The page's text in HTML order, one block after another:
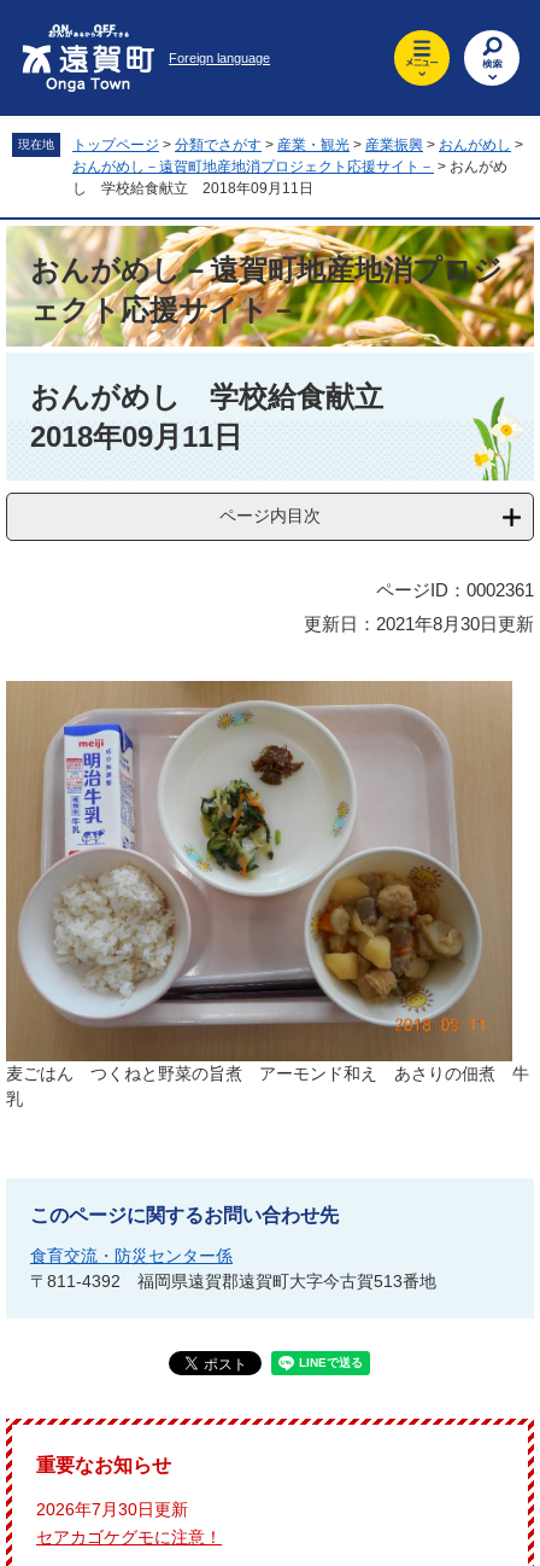
先
頭
。
を
飛
て
へ
Foreign language
現在地 トップページ > 分類でさがす > 産業・観光 > 産業振興 > おんがめし >
おんがめし－遠賀町地産地消プロジェクト応援サイト－ > おんがめ
し 学校給食献立 2018年09月11日
おんがめし－遠賀町地産地消プロジ
ェクト応援サイト－
おんがめし 学校給食献立
2018年09月11日
ページ内目次
ページID：0002361
更新日：2021年8月30日更新
麦ごはん つくねと野菜の旨煮 アーモンド和え あさりの佃煮 牛
乳
このページに関するお問い合わせ先
食育交流・防災センター係
〒811-4392
福岡県遠賀郡遠賀町大字今古賀513番地
重要なお知らせ
2026年7月30日更新
セアカゴケグモに注意！